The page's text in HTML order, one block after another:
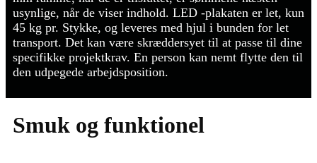
usynlige, når de viser indhold. LED -plakaten er let, kun
45 kg pr. Stykke, og leveres med hjul i bunden for let
transport. Det kan være skræddersyet til at passe til dine
specifikke projektkrav. En person kan nemt flytte den til
den udpegede arbejdsposition.
Smuk og funktionel